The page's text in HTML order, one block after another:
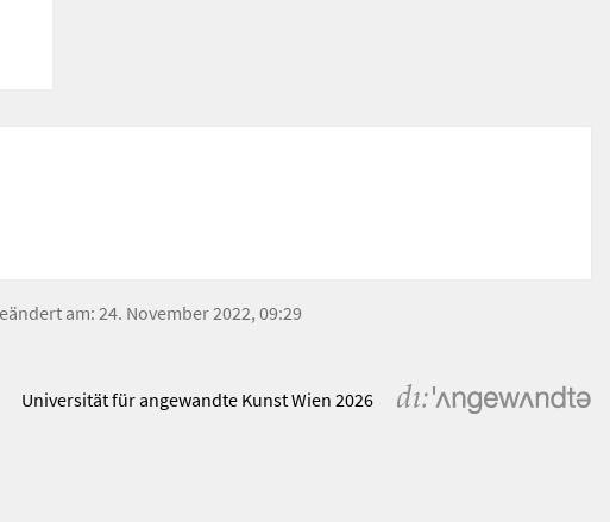
am: 24. November 2022, 09:29
Universität für angewandte Kunst Wien 2026